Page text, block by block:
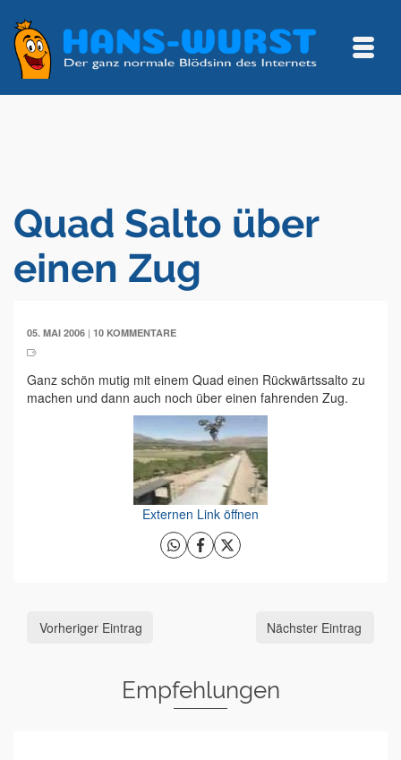
Quad Salto über
einen Zug
05. MAI 2006 | 10 KOMMENTARE
Ganz schön mutig mit einem Quad einen Rückwärtssalto zu
machen und dann auch noch über einen fahrenden Zug.
Externen Link öffnen
Vorheriger Eintrag Nächster Eintrag
Empfehlungen